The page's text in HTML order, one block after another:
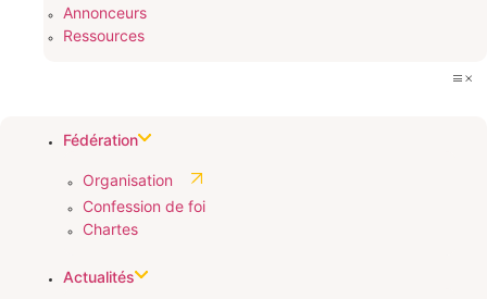
Annonceurs
Ressources
Fédération
Organisation
Confession de foi
Chartes
Actualités